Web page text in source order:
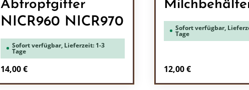
Abtropfgitter
NICR960 NICR970
Sofort verfügbar, Lieferzeit: 1-3
Tage
Regulärer Preis:
14,00 €
Sofort verfügbar,
Tage
Regulärer Preis:
12,00 €